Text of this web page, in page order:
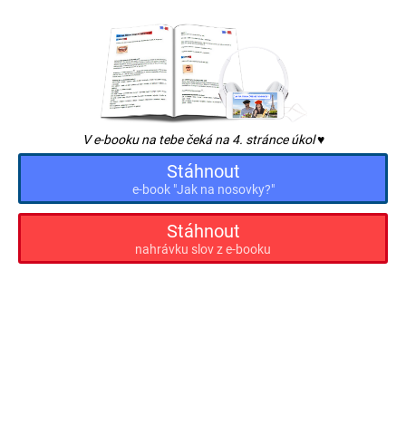
V e-booku na tebe čeká na 4. stránce úkol ♥
Stáhnout
e-book "Jak na nosovky?"
Stáhnout
nahrávku slov z e-booku